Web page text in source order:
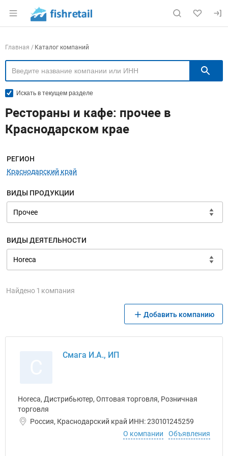
Раздел навигации по сайту fishretail.ru
Навигация по компаниям
Главная Каталог компаний
Искать в текущем разделе
Рестораны и кафе: прочее в
Краснодарском крае
Меню навигации
РЕГИОН
Краснодарский край
ВИДЫ ПРОДУКЦИИ
ВИДЫ ДЕЯТЕЛЬНОСТИ
Найдено 1 компания
Добавить компанию
Смага И.А., ИП
Horeca, Дистрибьютер, Оптовая торговля, Розничная
торговля
Россия, Краснодарский край ИНН: 230101245259
О компании
Объявления